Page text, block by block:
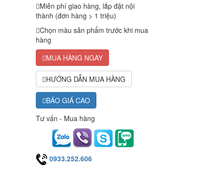
Miễn phí giao hàng, lắp đặt nội
thành (đơn hàng > 1 triệu)
Chọn màu sản phẩm trước khi mua
hàng
MUA HÀNG NGAY
HƯỚNG DẪN MUA HÀNG
BÁO GIÁ CAO
Tư vấn - Mua hàng
0933.252.606